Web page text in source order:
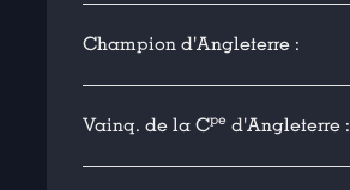
Champion d'Angleterre :
Vainq. de la Cpe d'Angleterre :